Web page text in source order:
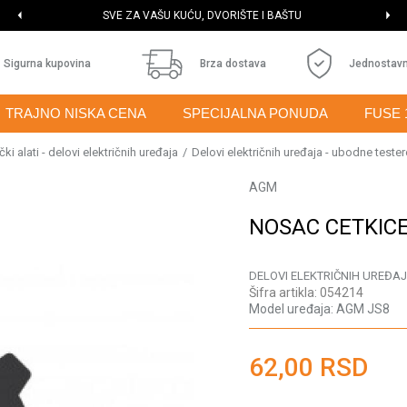
SVE ZA VAŠU KUĆU, DVORIŠTE I BAŠTU
Sigurna kupovina Brza dostava
TRAJNO NISKA CENA SPECIJALNA PONUDA FUSE
alati - delovi električnih uređaja Delovi električnih uređaja - ubodne
AGM
NOSAC
DELOVI ELEKTRIČNIH
Šifra artikla: 054214
Model uređaja: AGM JS8
62,00 RSD